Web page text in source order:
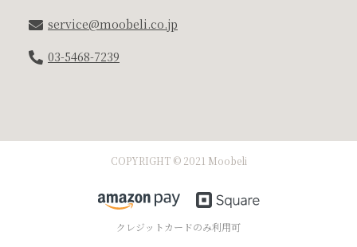
service@moobeli.co.jp
03-5468-7239
COPYRIGHT © 2021 Moobeli
クレジットカードのみ利用可